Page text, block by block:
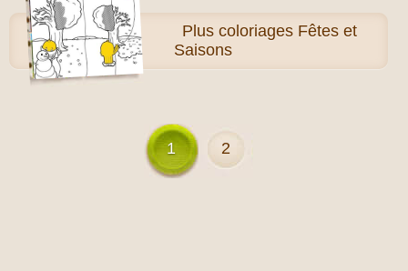
Plus coloriages Fêtes et
Saisons
1 2